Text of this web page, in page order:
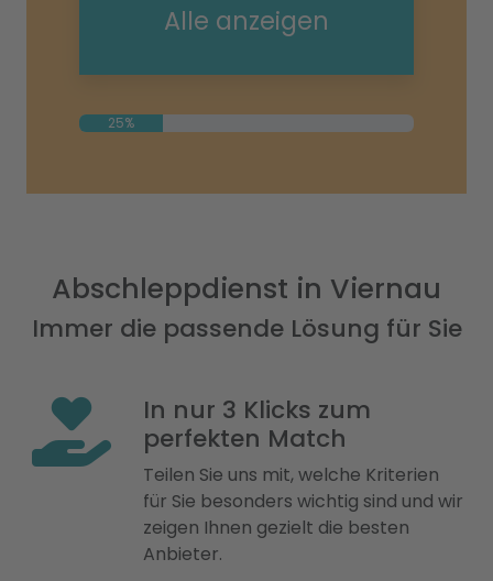
Alle anzeigen
25%
Abschleppdienst in Viernau
Immer die passende Lösung für Sie
In nur 3 Klicks zum
perfekten Match
Teilen Sie uns mit, welche Kriterien
für Sie besonders wichtig sind und wir
zeigen Ihnen gezielt die besten
Anbieter.